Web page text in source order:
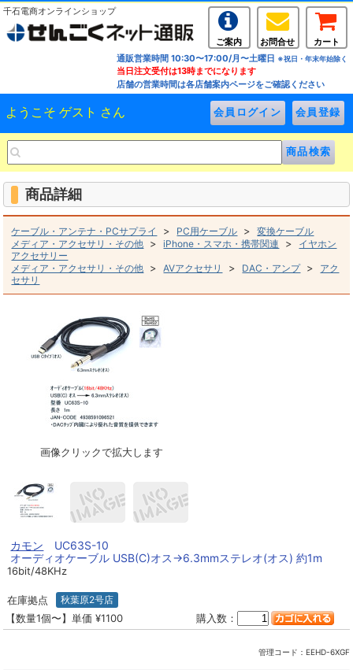
千石電商オンラインショップ
ご案内 お問合せ
カート
通販営業時間 10:30〜17:00/月〜土曜日 ※祝日・年末年始除く
当日注文受付は13時までになります
店舗の営業時間は各店舗案内ページをご確認ください
ようこそ ゲスト さん
商品詳細
ケーブル・アンテナ・PCサプライ > PC用ケーブル >変換ケーブル
メディア・アクセサリ・その他 >iPhone・スマホ・携帯関連 > イヤホン
アクセサリー
メディア・アクセサリ・その他 >AVアクセサリ > DAC・アンプ> アク
セサリ
画像クリックで拡大します
カモン UC63S-10
オーディオケーブル USB(C)オス→6.3mmステレオ(オス) 約1m
16bit/48KHz
在庫拠点 秋葉原2号店
【数量1個〜】単価 ¥1100 購入数：
管理コード： EEHD-6XGF